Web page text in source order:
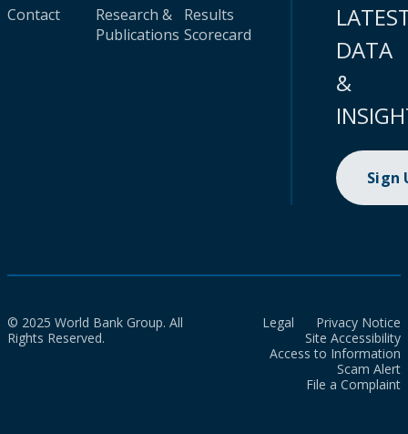
Contact
Research &
Publications
Results
Scorecard
DATA
&
Sign
© 2025 World Bank Group. All
Rights Reserved.
Legal
Privacy Notice
Site Accessibility
Access to Information
Scam Alert
File a Complaint